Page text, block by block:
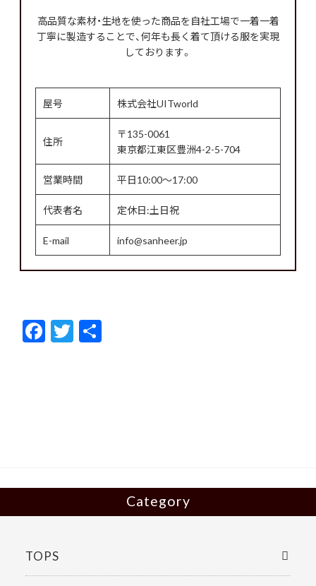
高品質な素材・生地を使った商品を自社工場で一着一着
丁寧に製造することで、何年も長く着て頂ける服を実現
しております。
屋号 株式会社UITworld
住所
〒135-0061
東京都江東区豊洲4-2-5-704
営業時間 平日10:00～17:00
代表者名 定休日:土日祝
E-mail info@sanheer.jp
F
ac
T
w
Category
TOPS